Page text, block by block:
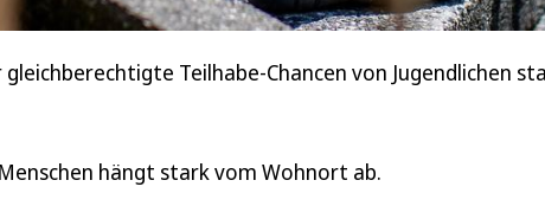
Teilhabe-Chancen von Jugendlichen
hängt stark vom Wohnort ab.